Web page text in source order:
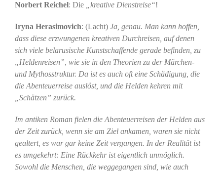
Norbert Reichel: Die „kreative Dienstreise“!
Iryna Herasimovich: (Lacht) Ja, genau. Man kann hoffen,
dass diese erzwungenen kreativen Durchreisen, auf denen
sich viele belarusische Kunstschaffende gerade befinden, zu
„Heldenreisen”, wie sie in den Theorien zu der Märchen-
und Mythosstruktur. Da ist es auch oft eine Schädigung, die
die Abenteuerreise auslöst, und die Helden kehren mit
„Schätzen” zurück.
Im antiken Roman fielen die Abenteuerreisen der Helden aus
der Zeit zurück, wenn sie am Ziel ankamen, waren sie nicht
gealtert, es war gar keine Zeit vergangen. In der Realität ist
es umgekehrt: Eine Rückkehr ist eigentlich unmöglich.
Sowohl die Menschen, die weggegangen sind, wie auch